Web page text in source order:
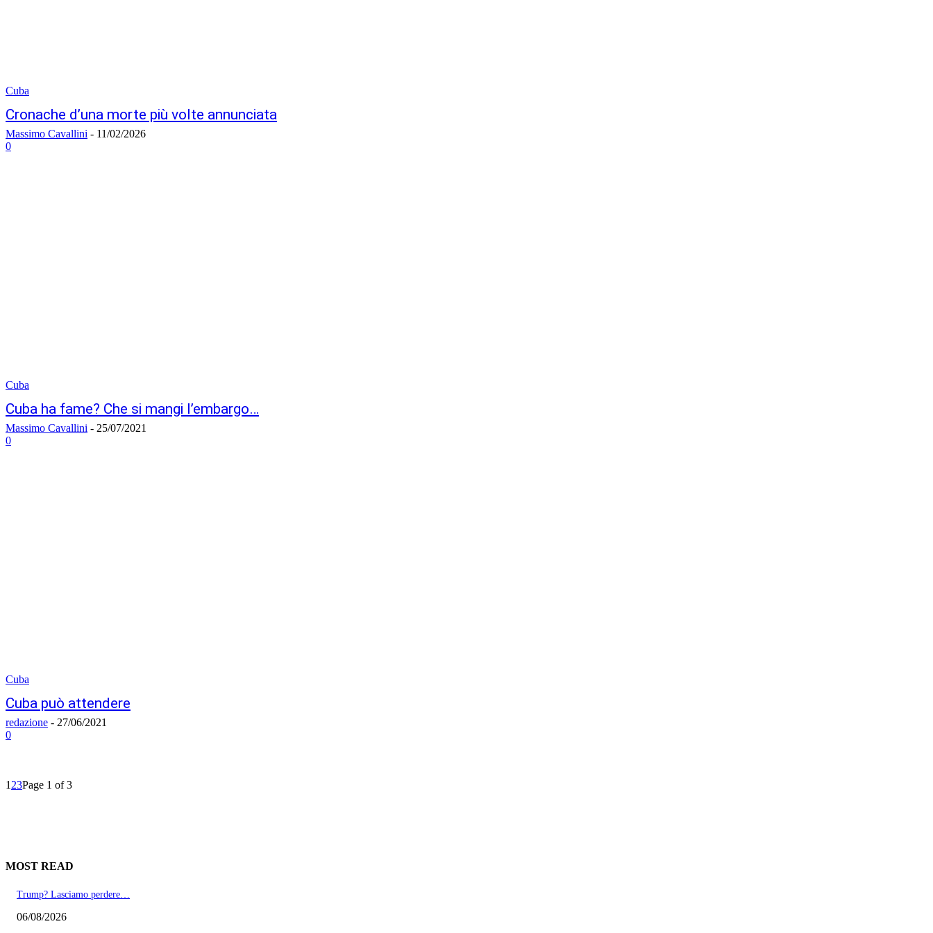
Cuba
Cronache d’una morte più volte annunciata
Massimo Cavallini - 11/02/2026
0
Cuba
Cuba ha fame? Che si mangi l’embargo…
Massimo Cavallini - 25/07/2021
0
Cuba
Cuba può attendere
redazione - 27/06/2021
0
1 23Page 1 of 3
MOST READ
Trump? Lasciamo perdere…
06/08/2026